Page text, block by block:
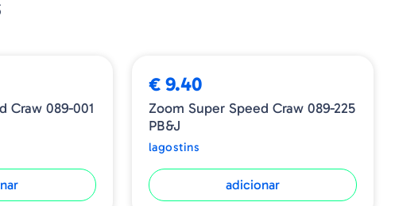
Craw 089-001
€ 9.40
Zoom Super Speed Craw 089-225
PB&J
lagostins
adicionar